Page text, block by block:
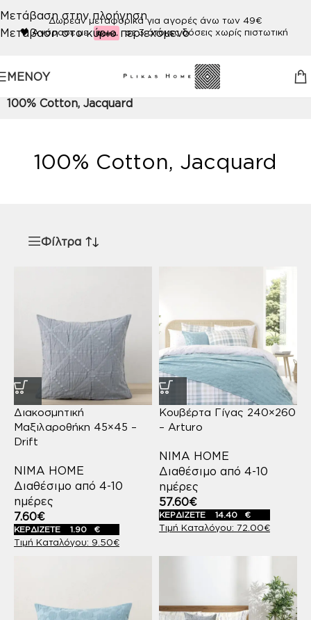
Μετάβαση στην πλοήγηση
Μετάβαση στο κύριο περιεχόμενο
Δωρεάν μεταφορικά για αγορές άνω των 49€
🖤Αγόρασε με σε 3 άτοκες δόσεις χωρίς πιστωτική
ΜΕΝΟΎ
Προϊόν ΠΟΙΟΤΗΤΑ/
100% Cotton, Jacquard
100% Cotton, Jacquard
Φίλτρα
Διακοσμητική
Μαξιλαροθήκη 45×45 –
Drift
NIMA HOME
Διαθέσιμο από 4-10
ημέρες
9.50€
7.60€
ΚΕΡΔΙΖΕΤΕ 1.90 €
Κουβέρτα Γίγας 240×260
– Arturo
NIMA HOME
Διαθέσιμο από 4-10
ημέρες
72.00€
57.60€
ΚΕΡΔΙΖΕΤΕ 14.40 €